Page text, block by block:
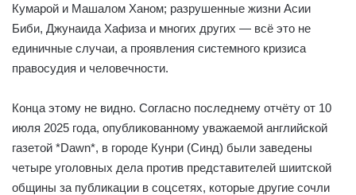
Кумарой и Машалом Ханом; разрушенные жизни Асии
Биби, Джунаида Хафиза и многих других — всё это не
единичные случаи, а проявления системного кризиса
правосудия и человечности.
Конца этому не видно. Согласно последнему отчёту от 10
июля 2025 года, опубликованному уважаемой английской
газетой *Dawn*, в городе Кунри (Синд) были заведены
четыре уголовных дела против представителей шиитской
общины за публикации в соцсетях, которые другие сочли